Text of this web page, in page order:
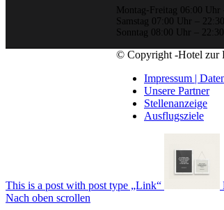
Montag-Freitag 06:00 Uhr
Samstag 07:00 Uhr –
Sonntag 08:00 Uhr –
© Copyright -Hotel zur
Impressum |
Unsere Partner
Stellenanzeige
Ausflugsziele
This is a post with post type „Link“
Nach oben scrollen